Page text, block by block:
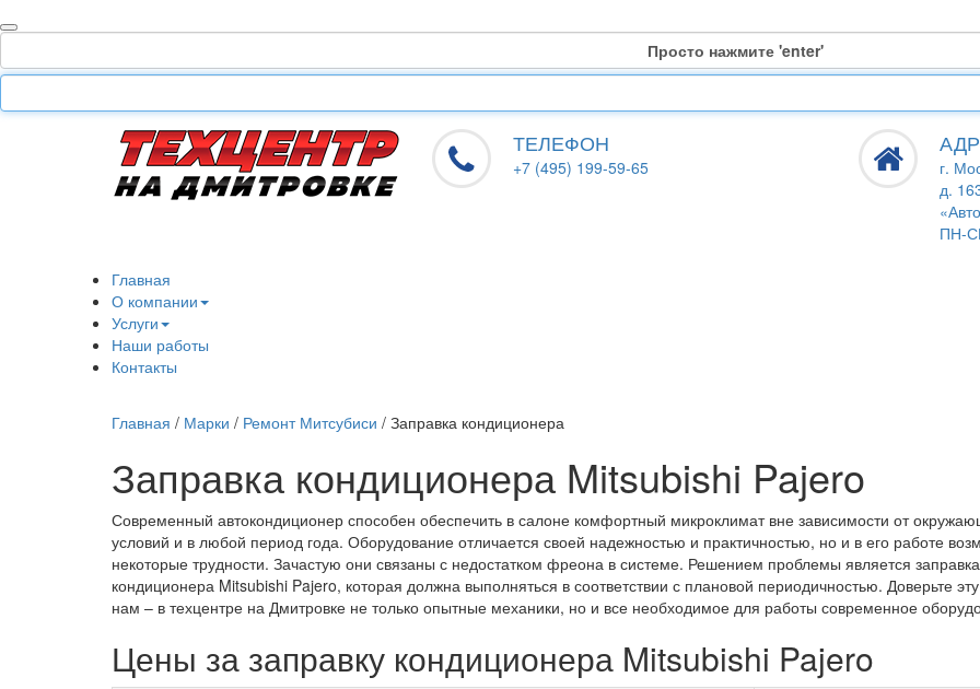
Просто нажмите 'enter'
ТЕЛЕФОН
+7 (495) 199-59-65
г.
д.
ПН-
Главная
О компании
Услуги
Наши работы
Контакты
Главная / Марки / Ремонт Митсубиси / Заправка кондиционера
Заправка кондиционера Mitsubishi Pajero
Современный автокондиционер способен обеспечить в салоне комфортный микроклимат вне зависимости от
условий и в любой период года. Оборудование отличается своей надежностью и практичностью, но и в его работе
некоторые трудности. Зачастую они связаны с недостатком фреона в системе. Решением проблемы является заправка
кондиционера Mitsubishi Pajero, которая должна выполняться в соответствии с плановой периодичностью. Доверьте
нам – в техцентре на Дмитровке не только опытные механики, но и все необходимое для работы современное
Цены за заправку кондиционера Mitsubishi Pajero